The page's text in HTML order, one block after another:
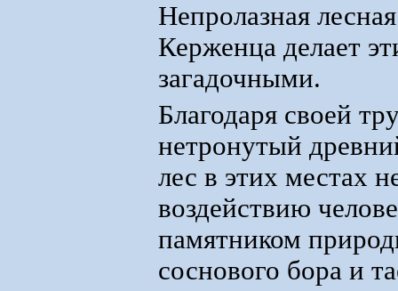
Непролазная
Керженца делает
загадочными.
Благодаря своей
нетронутый
лес в этих местах
воздействию
памятником
соснового бора и